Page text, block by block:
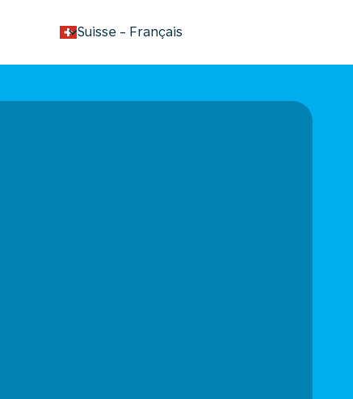
Suisse - Français
keyboard_arrow_down